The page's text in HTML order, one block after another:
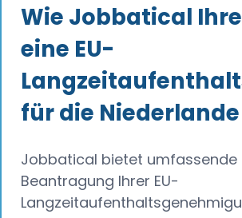
Wie Jobbatical
eine EU-
für die
Jobbatical bietet umfassende
Beantragung Ihrer EU-